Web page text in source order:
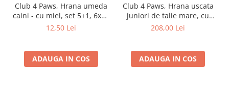
Club 4 Paws, Hrana umeda
caini - cu miel, set 5+1, 6x80
g
12,50 Lei
ADAUGA IN COS
Club 4 Paws, Hrana uscata
juniori de talie mare, cu
pui, 14kg
208,00 Lei
ADAUGA IN COS